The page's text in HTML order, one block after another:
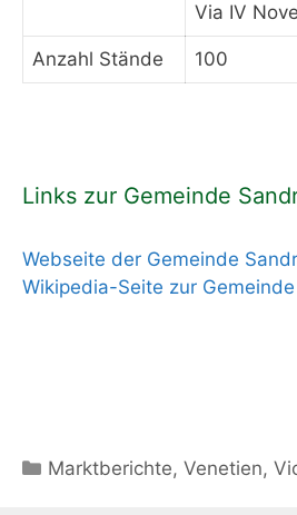
Via IV
Anzahl Stände 100
Links zur Gemeinde
Webseite der Gemeinde
Wikipedia-Seite zur
Kategorien
Marktberichte,Venetien,